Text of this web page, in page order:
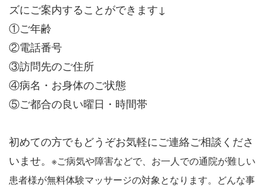
ズにご案内することができます↓
①ご年齢
②電話番号
③訪問先のご住所
④病名・お身体のご状態
⑤ご都合の良い曜日・時間帯
初めての方でもどうぞお気軽にご連絡ご相談くださ
いませ。 ※ご病気や障害などで、お一人での通院が難しい
患者様が無料体験マッサージの対象となります。どんな事